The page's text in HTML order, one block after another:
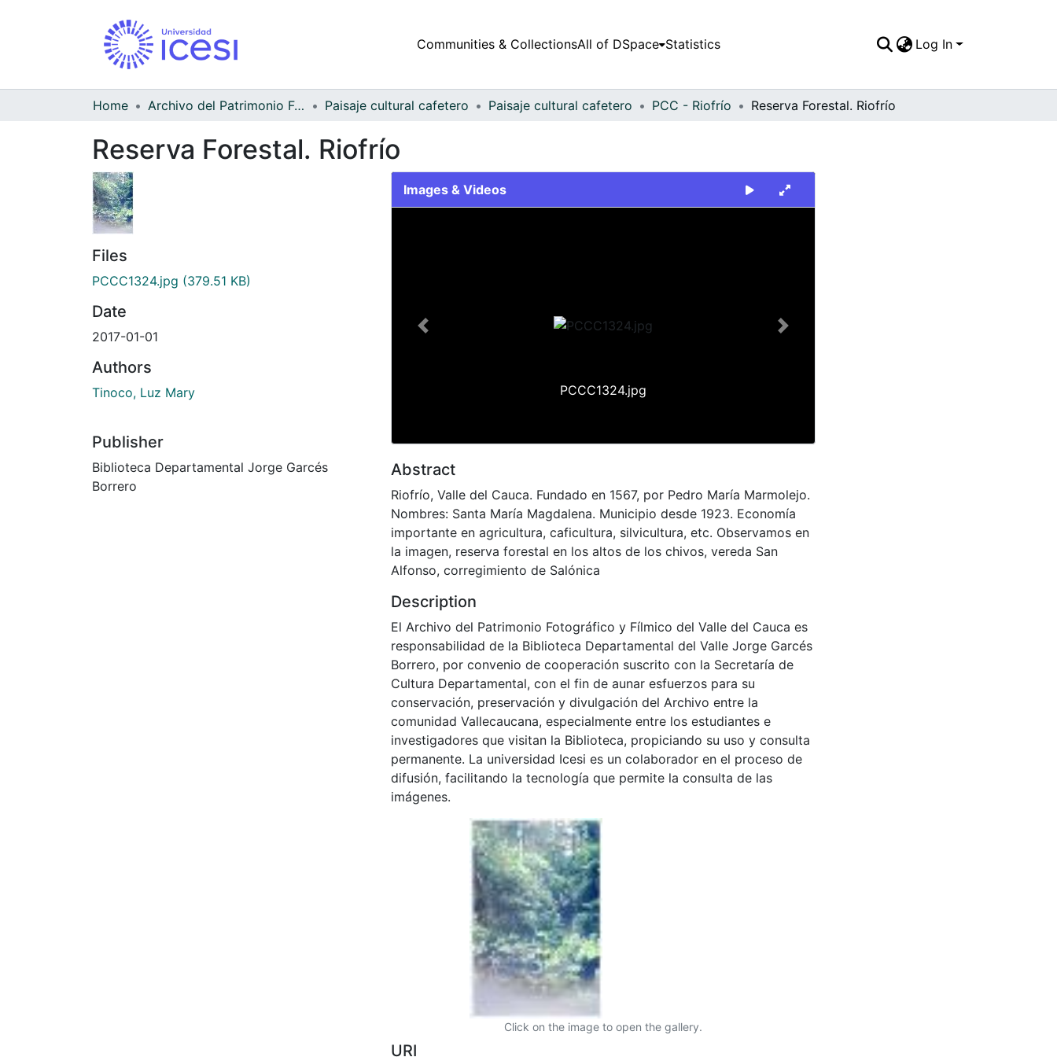
Communities & CollectionsAll of DSpace Statistics Log In
Home Archivo del Patrimonio Fotográfico y Fílmico del Valle del Cauca Paisaje cultural cafetero Paisaje cultural cafetero PCC - Riofrío Reserva Forestal. Riofrío
Reserva Forestal. Riofrío
Files
PCCC1324.jpg (379.51 KB)
Date
2017-01-01
Authors
Tinoco, Luz Mary
Publisher
Biblioteca Departamental Jorge Garcés
Borrero
Images & Videos
PCCC1324.jpg
Previous Next
Abstract
Riofrío, Valle del Cauca. Fundado en 1567, por Pedro María Marmolejo.
Nombres: Santa María Magdalena. Municipio desde 1923. Economía
importante en agricultura, caficultura, silvicultura, etc. Observamos en
la imagen, reserva forestal en los altos de los chivos, vereda San
Alfonso, corregimiento de Salónica
Description
El Archivo del Patrimonio Fotográfico y Fílmico del Valle del Cauca es
responsabilidad de la Biblioteca Departamental del Valle Jorge Garcés
Borrero, por convenio de cooperación suscrito con la Secretaría de
Cultura Departamental, con el fin de aunar esfuerzos para su
conservación, preservación y divulgación del Archivo entre la
comunidad Vallecaucana, especialmente entre los estudiantes e
investigadores que visitan la Biblioteca, propiciando su uso y consulta
permanente. La universidad Icesi es un colaborador en el proceso de
difusión, facilitando la tecnología que permite la consulta de las
imágenes.
Click on the image to open the gallery.
URI